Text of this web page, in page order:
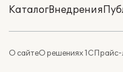
КаталогВнедрения
О сайтеО решениях 1СПрайс-